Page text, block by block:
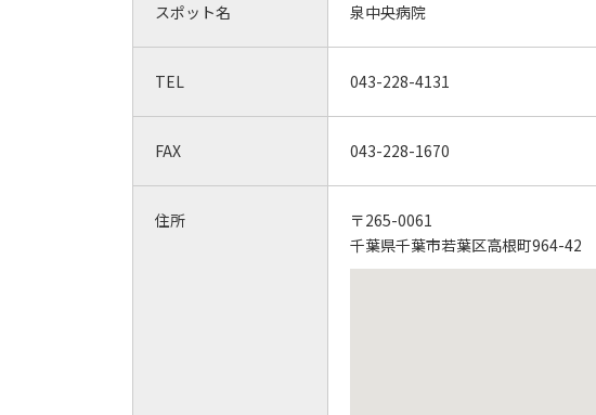
スポット名 泉中央病院
TEL 043-228-4131
FAX 043-228-1670
住所
〒265-0061
千葉県千葉市若葉区高根町964-42